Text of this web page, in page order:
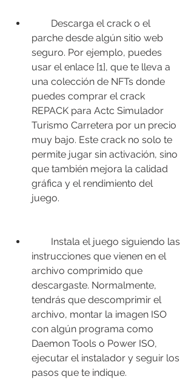
parche desde algún sitio web
seguro. Por ejemplo, puedes
usar el enlace [1], que te lleva a
una colección de NFTs donde
puedes comprar el crack
REPACK para Actc Simulador
Turismo Carretera por un precio
muy bajo. Este crack no solo te
permite jugar sin activación, sino
que también mejora la calidad
gráfica y el rendimiento del
juego.
instrucciones que vienen en el
archivo comprimido que
descargaste. Normalmente,
tendrás que descomprimir el
archivo, montar la imagen ISO
con algún programa como
Daemon Tools o Power ISO,
ejecutar el instalador y seguir los
pasos que te indique.